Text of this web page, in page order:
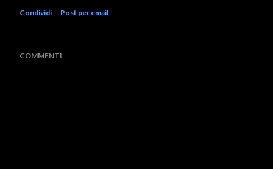
Condividi Post per email
COMMENTI